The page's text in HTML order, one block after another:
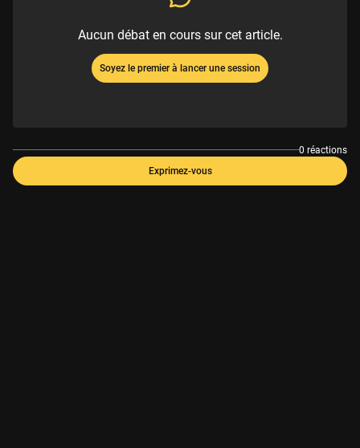
Aucun débat en cours sur cet article.
Soyez le premier à lancer une session
0 réactions
Exprimez-vous